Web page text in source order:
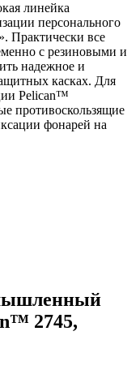
линейка
персонального
Практически все
с резиновыми и
надежное и
касках. Для
Pelican™
противоскользящие
фонарей на
2745,